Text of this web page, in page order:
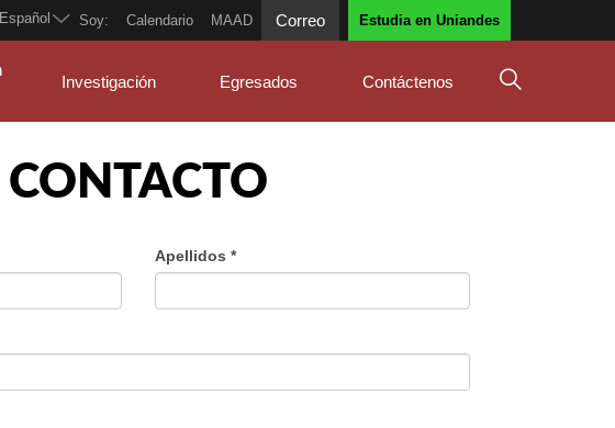
Soy: Calendario MAAD Correo Estudia en Uniandes
Español
Investigación Egresados Contáctenos
CONTACTO
Apellidos *